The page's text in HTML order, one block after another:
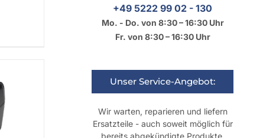
+49 5222 99 02 - 130
Mo. - Do. von 8:30 – 16:30 Uhr
Fr. von 8:30 – 16:30 Uhr
Unser Service-Angebot:
Wir warten, reparieren und liefern
Ersatzteile - auch soweit möglich für
bereits abgekündigte Produkte.